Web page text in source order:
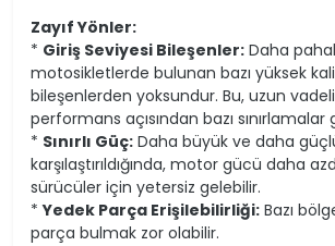
Zayıf Yönler:
* Giriş Seviyesi Bileşenler: Daha
motosikletlerde bulunan bazı yüksek
bileşenlerden yoksundur. Bu, uzun vadeli
performans açısından bazı sınırlamalar
* Sınırlı Güç: Daha büyük ve daha
karşılaştırıldığında, motor gücü daha
sürücüler için yetersiz gelebilir.
*Yedek Parça Erişilebilirliği: Bazı
parça bulmak zor olabilir.